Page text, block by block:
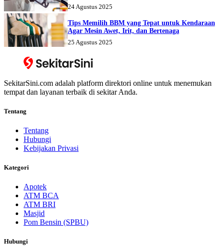
24 Agustus 2025
Tips Memilih BBM yang Tepat untuk Kendaraan
Agar Mesin Awet, Irit, dan Bertenaga
25 Agustus 2025
SekitarSini.com adalah platform direktori online untuk menemukan
tempat dan layanan terbaik di sekitar Anda.
Tentang
Tentang
Hubungi
Kebijakan Privasi
Kategori
Apotek
ATM BCA
ATM BRI
Masjid
Pom Bensin (SPBU)
Hubungi